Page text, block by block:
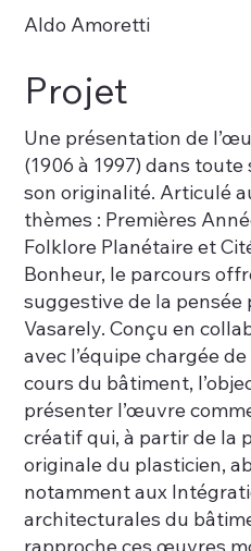
Aldo Amoretti
Projet
Une présentation de
(1906 à 1997) dans
son originalité. Articulé
thèmes : Premières
Folklore Planétaire et
Bonheur, le parcours
suggestive de la pensée
Vasarely. Conçu en
avec l’équipe chargée
cours du bâtiment,
présenter l’œuvre
créatif qui, à partir de la
originale du plasticien,
notamment aux
architecturales du
rapproche ces œuvres